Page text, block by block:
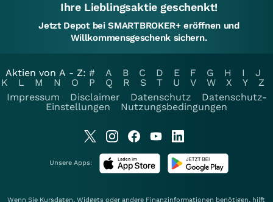
Ihre Lieblingsaktie geschenkt!
Jetzt Depot bei SMARTBROKER+ eröffnen und
Willkommensgeschenk sichern.
Aktien von A - Z: # A B C D E F G H I
J
K
L M N O P Q R S T U V W X Y
Z
Impressum
Disclaimer Datenschutz
Datenschutz-
Einstellungen
Nutzungsbedingungen
Unsere Apps:
Wenn Sie Kursdaten, Widgets oder andere Finanzinformationen benötigen, hilft